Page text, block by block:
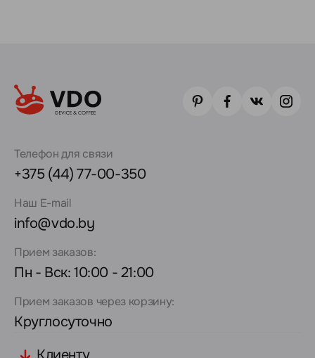
Телефон для связи
+375 (44) 77-00-350
Наш E-mail
info@vdo.by
Прием заказов:
Пн - Вск: 10:00 - 21:00
Прием заказов через корзину:
Круглосуточно